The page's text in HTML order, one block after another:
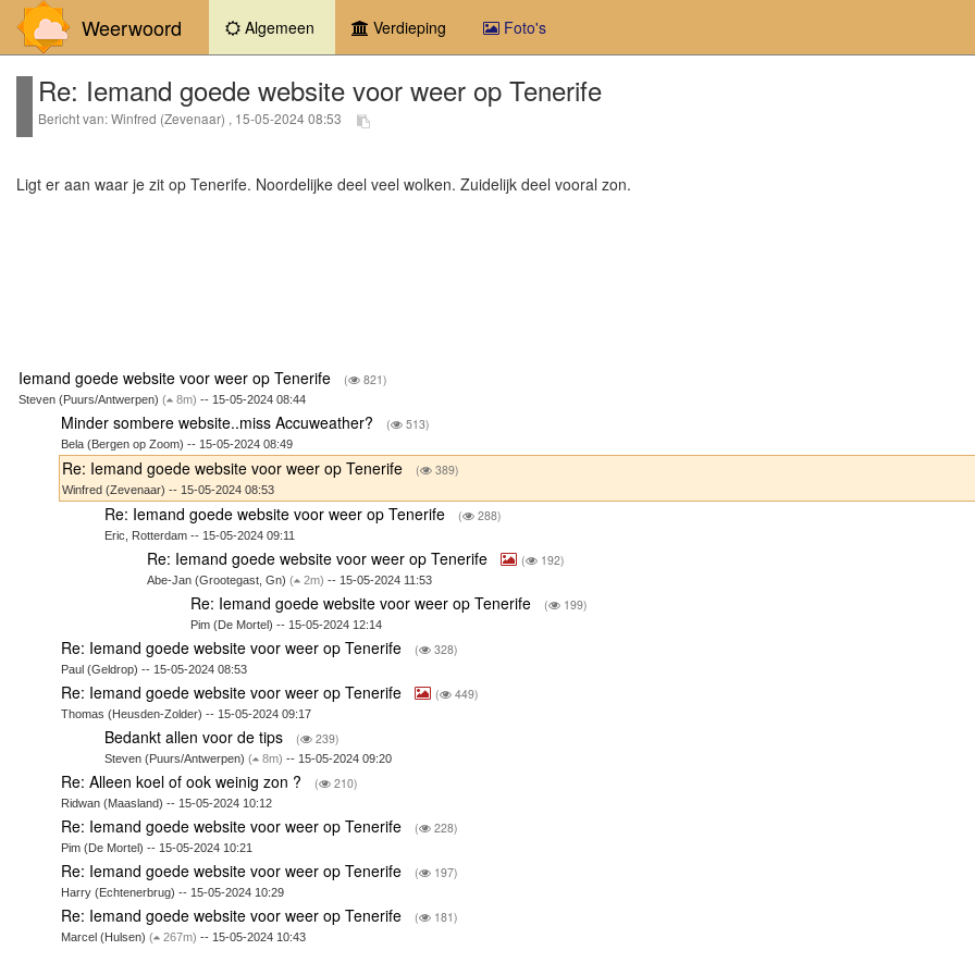
Weerwoord Algemeen (current)Verdieping Foto's
Re: Iemand goede website voor weer op Tenerife
Bericht van: Winfred (Zevenaar) , 15-05-2024 08:53
Ligt er aan waar je zit op Tenerife. Noordelijke deel veel wolken. Zuidelijk deel vooral zon.
Iemand goede website voor weer op Tenerife ( 821)
Steven (Puurs/Antwerpen) ( 8m) -- 15-05-2024 08:44
Minder sombere website..miss Accuweather? ( 513)
Bela (Bergen op Zoom) -- 15-05-2024 08:49
Re: Iemand goede website voor weer op Tenerife ( 389)
Winfred (Zevenaar) -- 15-05-2024 08:53
Re: Iemand goede website voor weer op Tenerife ( 288)
Eric, Rotterdam -- 15-05-2024 09:11
Re: Iemand goede website voor weer op Tenerife ( 192)
Abe-Jan (Grootegast, Gn)( 2m) -- 15-05-2024 11:53
Re: Iemand goede website voor weer op Tenerife ( 199)
Pim (De Mortel) -- 15-05-2024 12:14
Re: Iemand goede website voor weer op Tenerife ( 328)
Paul (Geldrop) -- 15-05-2024 08:53
Re: Iemand goede website voor weer op Tenerife ( 449)
Thomas (Heusden-Zolder) -- 15-05-2024 09:17
Bedankt allen voor de tips ( 239)
Steven (Puurs/Antwerpen) ( 8m) -- 15-05-2024 09:20
Re: Alleen koel of ook weinig zon ? ( 210)
Ridwan (Maasland) -- 15-05-2024 10:12
Re: Iemand goede website voor weer op Tenerife ( 228)
Pim (De Mortel) -- 15-05-2024 10:21
Re: Iemand goede website voor weer op Tenerife ( 197)
Harry (Echtenerbrug) -- 15-05-2024 10:29
Re: Iemand goede website voor weer op Tenerife ( 181)
Marcel (Hulsen)( 267m) -- 15-05-2024 10:43